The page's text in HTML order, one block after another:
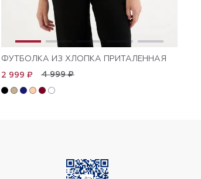
ФУТБОЛКА ИЗ ХЛОПКА ПРИТАЛЕННАЯ
4 999 ₽
2 999 ₽